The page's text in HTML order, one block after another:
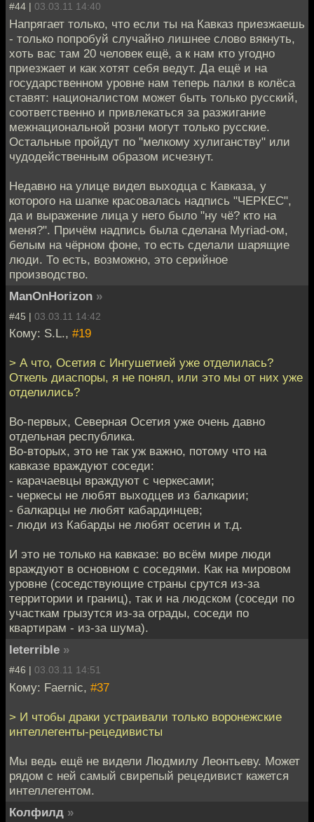
#44 | 03.03.11 14:40
Напрягает только, что если ты на Кавказ приезжаешь
- только попробуй случайно лишнее слово вякнуть,
хоть вас там 20 человек ещё, а к нам кто угодно
приезжает и как хотят себя ведут. Да ещё и на
государственном уровне нам теперь палки в колёса
ставят: националистом может быть только русский,
соответственно и привлекаться за разжигание
межнациональной розни могут только русские.
Остальные пройдут по "мелкому хулиганству" или
чудодейственным образом исчезнут.
Недавно на улице видел выходца с Кавказа, у
которого на шапке красовалась надпись "ЧЕРКЕС",
да и выражение лица у него было "ну чё? кто на
меня?". Причём надпись была сделана Myriad-ом,
белым на чёрном фоне, то есть сделали шарящие
люди. То есть, возможно, это серийное
производство.
ManOnHorizon »
#45 | 03.03.11 14:42
Кому: S.L., #19
> А что, Осетия с Ингушетией уже отделилась?
Откель диаспоры, я не понял, или это мы от них уже
отделились?
Во-первых, Северная Осетия уже очень давно
отдельная республика.
Во-вторых, это не так уж важно, потому что на
кавказе враждуют соседи:
- карачаевцы враждуют с черкесами;
- черкесы не любят выходцев из балкарии;
- балкарцы не любят кабардинцев;
- люди из Кабарды не любят осетин и т.д.
И это не только на кавказе: во всём мире люди
враждуют в основном с соседями. Как на мировом
уровне (соседствующие страны срутся из-за
территории и границ), так и на людском (соседи по
участкам грызутся из-за ограды, соседи по
квартирам - из-за шума).
leterrible »
#46 | 03.03.11 14:51
Кому: Faernic, #37
> И чтобы драки устраивали только воронежские
интеллегенты-рецедивисты
Мы ведь ещё не видели Людмилу Леонтьеву. Может
рядом с ней самый свирепый рецедивист кажется
интеллегентом.
Колфилд »